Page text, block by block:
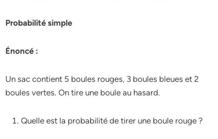
Probabilité simple
Énoncé :
Un sac contient 5 boules rouges, 3 boules bleues et 2
boules vertes. On tire une boule au hasard.
Quelle est la probabilité de tirer une boule rouge ?